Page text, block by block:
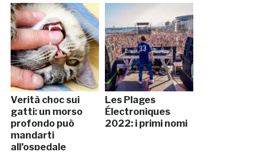
Verità choc sui
gatti: un morso
profondo può
mandarti
all’ospedale
Les Plages
Électroniques
2022: i primi nomi